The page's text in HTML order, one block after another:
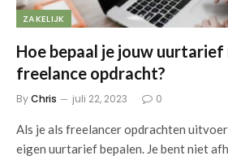
ZAKELIJK
Hoe bepaal je jouw uurtarief
freelance opdracht?
ByChris juli 22, 2023 0
Als je als freelancer opdrachten
eigen uurtarief bepalen. Je bent niet